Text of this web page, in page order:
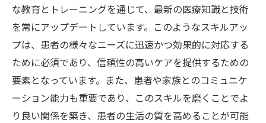
な教育とトレーニングを通じて、最新の医療知識と技術
を常にアップデートしています。このようなスキルアッ
プは、患者の様々なニーズに迅速かつ効果的に対応する
ために必須であり、信頼性の高いケアを提供するための
要素となっています。また、患者や家族とのコミュニケ
ーション能力も重要であり、このスキルを磨くことでよ
り良い関係を築き、患者の生活の質を高めることが可能